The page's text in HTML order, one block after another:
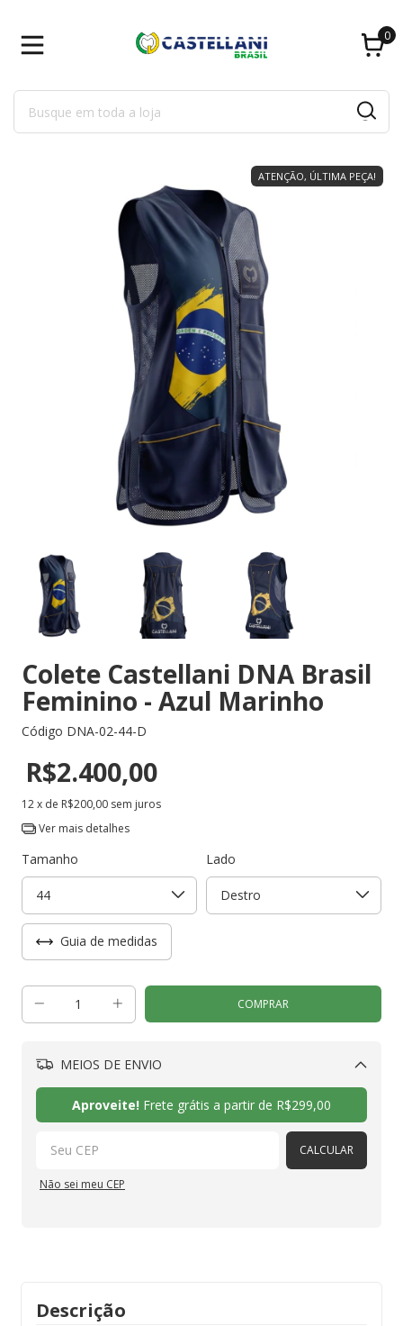
0
ATENÇÃO, ÚLTIMA PEÇA!
Colete Castellani DNA Brasil
Feminino - Azul Marinho
Código DNA-02-44-D
R$2.400,00
12x de R$200,00 sem juros
Ver mais detalhes
Tamanho Lado
Guia de medidas
MEIOS DE ENVIO
Aproveite! Frete grátis a partir de R$299,00
CALCULAR
Não sei meu CEP
Descrição